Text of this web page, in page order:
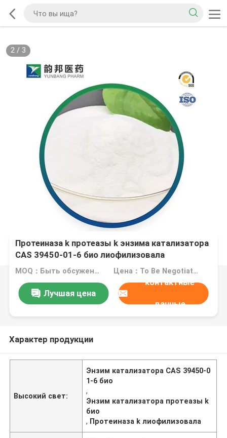
2/ 3
Протеиназа k протеазы k энзима катализатора
CAS 39450-01-6 био лиофилизовала
MOQ：Быть обсуженным Цена：To Be Negotiated
Лучшая цена
контактные
данные
Характер продукции
Высокий свет:
Энзим катализатора CAS 39450-0
1-6 био
,
Энзим катализатора протеазы k
био
, Протеиназа k лиофилизовала